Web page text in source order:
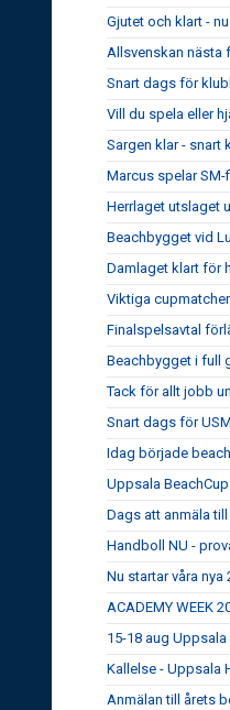
Gjutet och klart -
Allsvenskan nästa
Snart dags för
Vill du spela eller
Sargen klar - snart
Marcus spelar SM-
Herrlaget utslaget
Beachbygget vid
Damlaget klart för
Viktiga
Finalspelsavtal
Beachbygget i full
Tack för allt jobb
Snart dags för
Idag började
Uppsala
Dags att anmäla
Handboll NU -
Nu startar våra nya
ACADEMY WEEK
15-18 aug Uppsala
Kallelse - Uppsala
Anmälan till årets